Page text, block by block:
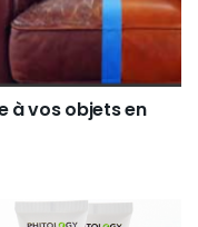
à vos objets en